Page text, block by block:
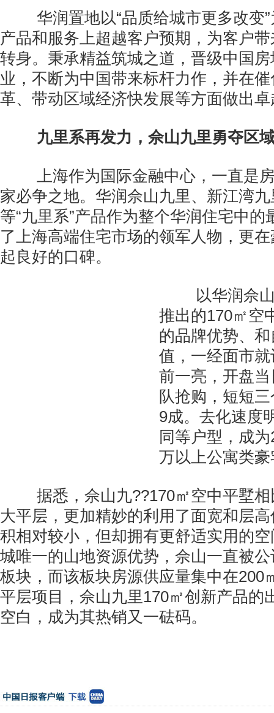
华润置地以“品质给城市更多改变
产品和服务上超越客户预期，为客户
转身。秉承精益筑城之道，晋级中国
业，不断为中国带来标杆力作，并在
革、带动区域经济快发展等方面做出
九里系再发力，佘山九里勇夺区
上海作为国际金融中心，一直是
家必争之地。华润佘山九里、新江湾
等“九里系”产品作为整个华润住宅中的
了上海高端住宅市场的领军人物，更
起良好的口碑。
以华润佘
推出的170㎡空
的品牌优势、
值，一经面市
前一亮，开盘
队抢购，短短
9成。去化速度
同等户型，成
万以上公寓类
据悉，佘山九??170㎡空中平墅
大平层，更加精妙的利用了面宽和层
积相对较小，但却拥有更舒适实用的
城唯一的山地资源优势，佘山一直被
板块，而该板块房源供应量集中在200
平层项目，佘山九里170㎡创新产品的
空白，成为其热销又一砝码。